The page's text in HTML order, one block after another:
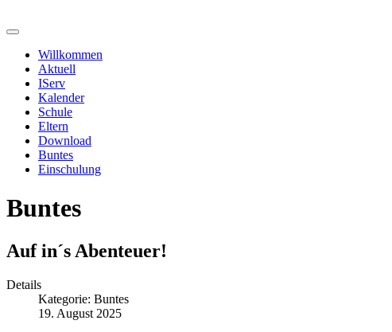
Willkommen
Aktuell
IServ
Kalender
Schule
Eltern
Download
Buntes
Einschulung
Buntes
Auf in´s Abenteuer!
Details
Kategorie: Buntes
19. August 2025